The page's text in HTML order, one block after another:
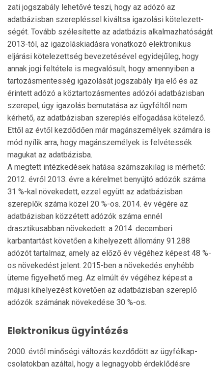
zati jogszabály lehetővé teszi, hogy az adózó az
adatbázisban szerepléssel kiváltsa igazolási kötelezett­
ségét. Tovább szélesítette az adatbázis alkalmazhatóságát
2013-tól, az igazoláskiadásra vonatkozó elektronikus
eljárási kötelezettség bevezetésével egyidejűleg, hogy
annak jogi feltétele is megvalósult, hogy amennyiben a
tartozásmentesség igazolását jogszabály írja elő és az
érintett adózó a köztartozásmentes adózói adatbázisban
szerepel, úgy igazolás bemutatása az ügyféltől nem
kérhető, az adatbázisban sze­replés elfogadása kötelező.
Ettől az évtől kezdődően már magánszemélyek számára is
mód nyílik arra, hogy magánszemélyek is felvétessék
magukat az adat­bázisba.
A megtett intézkedések hatása számszakilag is mér­hető:
2012. évről 2013. évre a kérelmet benyújtó adózók száma
31 %-kal növekedett, ezzel együtt az adatbázisban
szereplők száma közel 20 %-os. 2014. év végé­re az
adatbázisban közzétett adózók száma ennél
drasztikusabban növekedett: a 2014. decemberi
karbantartást követően a kihelyezett állomány 91.288
adózót tartalmaz, amely az előző év végéhez képest 48 %-
os növekedést jelent. 2015-ben a növeke­dés enyhébb
üteme figyelhető meg. Az elmúlt év végéhez képest a
májusi kihelyezést követően az adatbázisban szereplő
adózók számának növekedése 30 %-os.
Elektronikus ügyintézés
2000. évtől minőségi változás kezdődött az ügyfél­kap­
csolatokban azáltal, hogy a legnagyobb érdek­lő­désre